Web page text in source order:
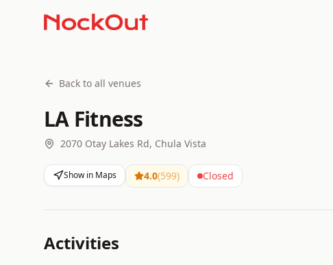
Back to all venues
LA Fitness
2070 Otay Lakes Rd, Chula Vista
Show in Maps 4.0(599) Closed
Activities